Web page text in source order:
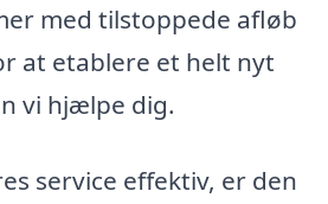
med tilstoppede afløb
at etablere et helt nyt
vi hjælpe dig.
service effektiv, er den